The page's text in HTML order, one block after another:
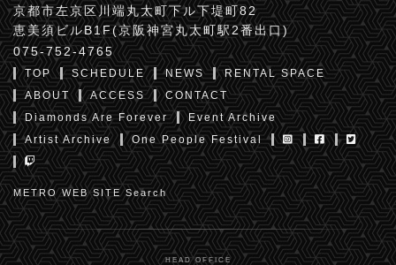
京都市左京区川端丸太町下ル下堤町82
恵美須ビルB1F(京阪神宮丸太町駅2番出口)
075-752-4765
TOP SCHEDULE NEWS
RENTAL SPACE
ABOUT
ACCESS
CONTACT
Diamonds Are Forever
Event Archive
Artist Archive
One People Festival
METRO WEB SITE Search
HEAD OFFICE